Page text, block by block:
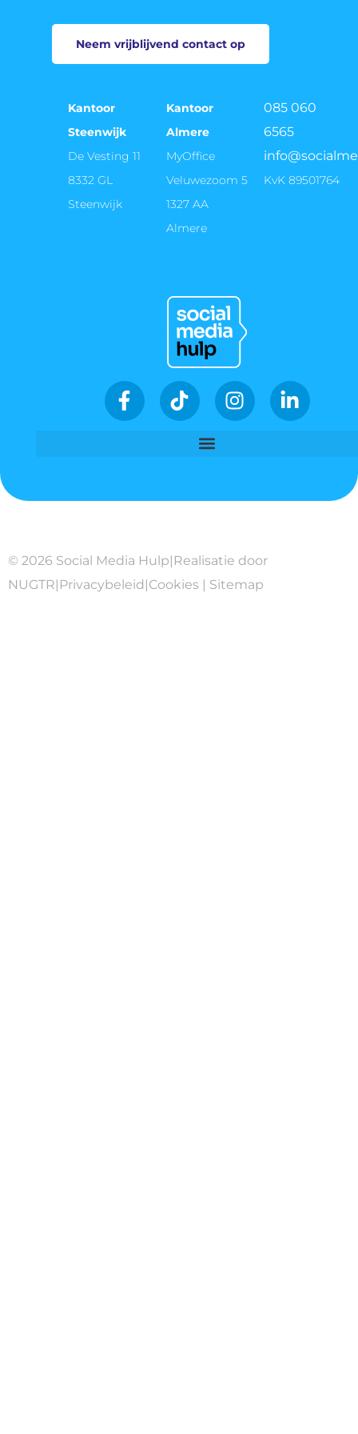
Neem vrijblijvend contact op
Kantoor
Steenwijk
De Vesting 11
8332 GL
Steenwijk
Kantoor
Almere
MyOffice
Veluwezoom 5
1327 AA
Almere
085 060
6565
KvK 89501764
© 2026 Social Media Hulp| Realisatie door
NUGTR| Privacybeleid |Cookies | Sitemap